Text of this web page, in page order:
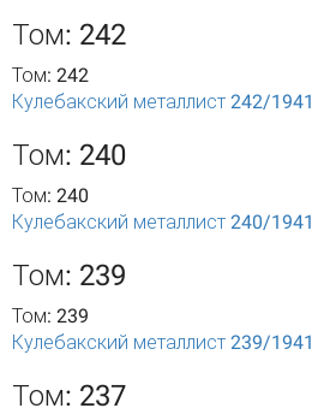
Том: 242
Том: 242
Кулебакский металлист 242/1941
Том: 240
Том: 240
Кулебакский металлист 240/1941
Том: 239
Том: 239
Кулебакский металлист 239/1941
Том: 237